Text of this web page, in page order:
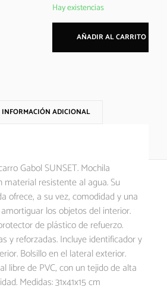
Hay existencias
AÑADIR AL CARRITO
INFORMACIÓN ADICIONAL
Gabol SUNSET. Mochila
resistente al agua. Su
ofrece, a su vez, comodidad y una
los objetos del interior.
de plástico de refuerzo.
y reforzadas. Incluye identificador y
Bolsillo en el lateral exterior.
libre de PVC, con un tejido de alta
Medidas: 31x41x15 cm